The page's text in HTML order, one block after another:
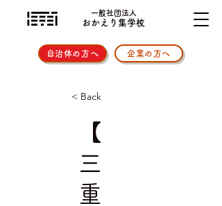
一般社団法人
おかえり集学校
自治体の方へ 企業の方へ
< Back
【
三
重